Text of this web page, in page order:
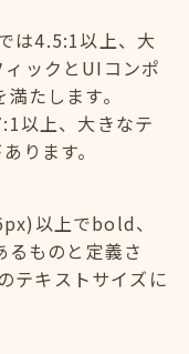
は4.5:1以上、大
ックとUIコンポ
たします。
以上、大きなテ
ります。
以上でbold、
ものと定義さ
テキストサイズに